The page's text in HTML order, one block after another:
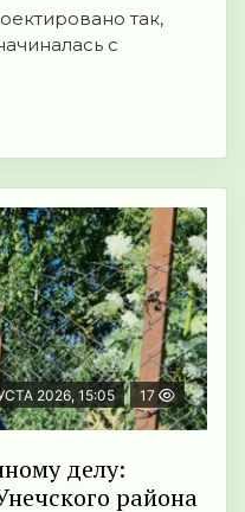
так,
с
2026, 15:05 17
делу:
района